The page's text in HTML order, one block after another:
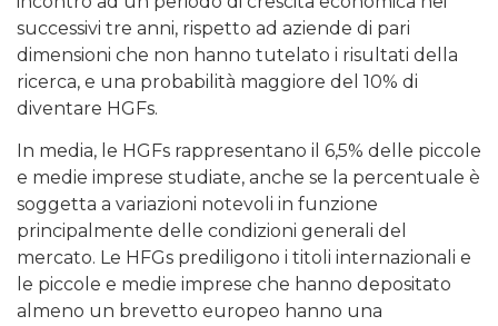
successivi tre anni, rispetto ad aziende di pari
dimensioni che non hanno tutelato i risultati della
ricerca, e una probabilità maggiore del 10% di
diventare HGFs.
In media, le HGFs rappresentano il 6,5% delle piccole
e medie imprese studiate, anche se la percentuale è
soggetta a variazioni notevoli in funzione
principalmente delle condizioni generali del
mercato. Le HFGs prediligono i titoli internazionali e
le piccole e medie imprese che hanno depositato
almeno un brevetto europeo hanno una